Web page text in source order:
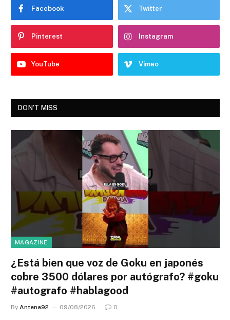
Facebook Twitter
Pinterest Instagram
YouTube Vimeo
DON'T MISS
MAGAZINE
¿Está bien que voz de Goku en japonés
cobre 3500 dólares por autógrafo? #goku
#autografo #hablagood
By Antena92 09/08/2026 0